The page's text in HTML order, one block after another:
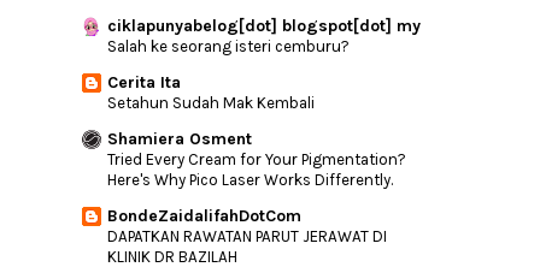
Saya Suka Awak Suka
Cerita Jumaat Update Senin..
►June (15)
►May(16)
►April(6)
►March(2)
►February(5)
ciklapunyabelog[dot] blogspot[dot] my
Salah ke seorang isteri cemburu?
Cerita Ita
Setahun Sudah Mak Kembali
Shamiera Osment
Tried Every Cream for Your Pigmentation?
Here's Why Pico Laser Works Differently.
BondeZaidalifahDotCom
DAPATKAN RAWATAN PARUT JERAWAT DI
KLINIK DR BAZILAH